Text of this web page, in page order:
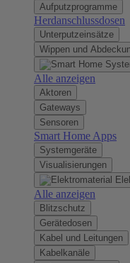
Aufputzprogramme
Herdanschlussdosen
Unterputzeinsätze
Wippen und
Alle anzeigen
Aktoren
Gateways
Sensoren
Smart Home Apps
Systemgeräte
Visualisierungen
Alle anzeigen
Blitzschutz
Gerätedosen
Kabel und Leitungen
Kabelkanäle